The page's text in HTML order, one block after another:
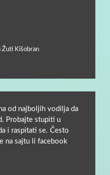
Žuti Kišobran
od najboljih vodilja da
Probajte stupiti u
i raspitati se. Često
na sajtu li facebook